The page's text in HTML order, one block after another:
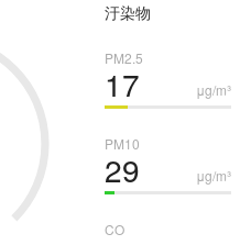
汙染物
PM2.5
μg/m³
17
PM10
μg/m³
29
CO